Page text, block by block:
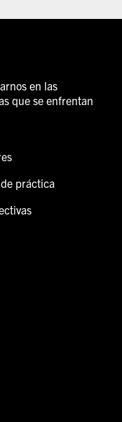
en las
que se enfrentan
práctica